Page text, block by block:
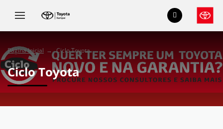
Página Inicial Ciclo Toyota
Ciclo Toyota